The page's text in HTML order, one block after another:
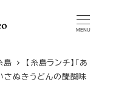
MENU
島
【糸島ランチ】「あ
さぬきうどんの醍醐味